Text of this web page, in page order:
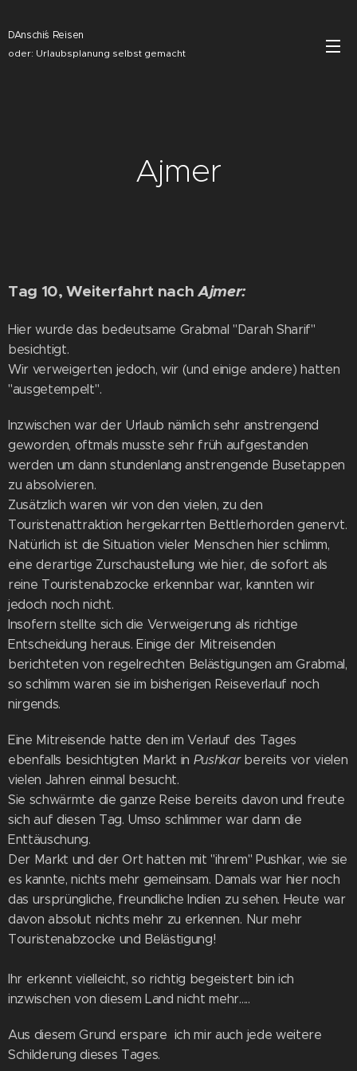
DAnschi´s Reisen
oder: Urlaubsplanung selbst gemacht
Ajmer
Tag 10, Weiterfahrt nachAjmer:
Hier wurde das bedeutsame Grabmal "Darah Sharif"
besichtigt.
Wir verweigerten jedoch, wir (und einige andere) hatten
"ausgetempelt".
Inzwischen war der Urlaub nämlich sehr anstrengend
geworden, oftmals musste sehr früh aufgestanden
werden um dann stundenlang anstrengende Busetappen
zu absolvieren.
Zusätzlich waren wir von den vielen, zu den
Touristenattraktion hergekarrten Bettlerhorden genervt.
Natürlich ist die Situation vieler Menschen hier schlimm,
eine derartige Zurschaustellung wie hier, die sofort als
reine Touristenabzocke erkennbar war, kannten wir
jedoch noch nicht.
Insofern stellte sich die Verweigerung als richtige
Entscheidung heraus. Einige der Mitreisenden
berichteten von regelrechten Belästigungen am Grabmal,
so schlimm waren sie im bisherigen Reiseverlauf noch
nirgends.
Eine Mitreisende hatte den im Verlauf des Tages
ebenfalls besichtigten Markt in Pushkar bereits vor vielen
vielen Jahren einmal besucht.
Sie schwärmte die ganze Reise bereits davon und freute
sich auf diesen Tag. Umso schlimmer war dann die
Enttäuschung.
Der Markt und der Ort hatten mit "ihrem" Pushkar, wie sie
es kannte, nichts mehr gemeinsam. Damals war hier noch
das ursprüngliche, freundliche Indien zu sehen. Heute war
davon absolut nichts mehr zu erkennen. Nur mehr
Touristenabzocke und Belästigung!
Ihr erkennt vielleicht, so richtig begeistert bin ich
inzwischen von diesem Land nicht mehr.....
Aus diesem Grund erspare ich mir auch jede weitere
Schilderung dieses Tages.